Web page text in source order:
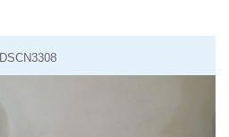
DSCN3308